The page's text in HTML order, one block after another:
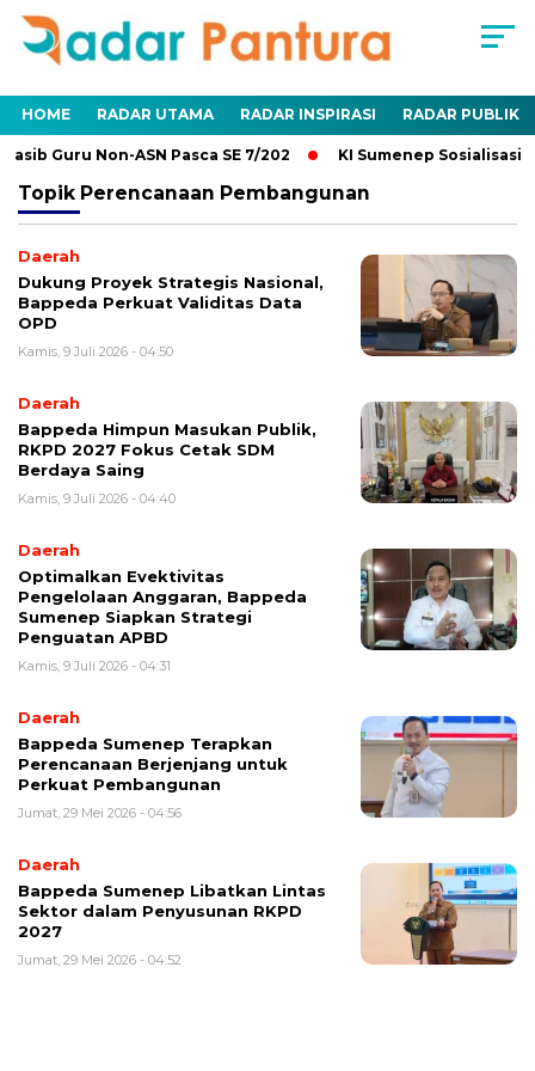
HOME RADAR UTAMA RADAR INSPIRASI RADAR PUBLIK
Guru Non-ASN Pasca SE 7/202 KI Sumenep
Topik Perencanaan Pembangunan
Daerah
Dukung Proyek Strategis Nasional,
Bappeda Perkuat Validitas Data
OPD
Kamis, 9 Juli 2026 - 04:50
Daerah
Bappeda Himpun Masukan Publik,
RKPD 2027 Fokus Cetak SDM
Berdaya Saing
Kamis, 9 Juli 2026 - 04:40
Daerah
Optimalkan Evektivitas
Pengelolaan Anggaran, Bappeda
Sumenep Siapkan Strategi
Penguatan APBD
Kamis, 9 Juli 2026 - 04:31
Daerah
Bappeda Sumenep Terapkan
Perencanaan Berjenjang untuk
Perkuat Pembangunan
Jumat, 29 Mei 2026 - 04:56
Daerah
Bappeda Sumenep Libatkan Lintas
Sektor dalam Penyusunan RKPD
2027
Jumat, 29 Mei 2026 - 04:52